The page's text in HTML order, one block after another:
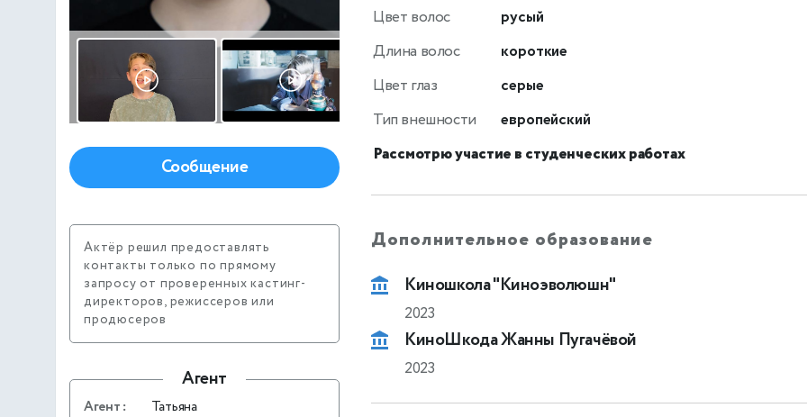
Сообщение
Актёр решил предоставлять
контакты только по прямому
запросу от проверенных кастинг-
директоров, режиссеров или
продюсеров
Агент
Агент:
Татьяна
Цвет волос
русый
Длина волос
короткие
Цвет глаз
серые
Тип внешности
европейский
Рассмотрю участие в студенческих работах
Дополнительное образование
Киношкола "Киноэволюшн"
2023
КиноШкода Жанны Пугачёвой
2023